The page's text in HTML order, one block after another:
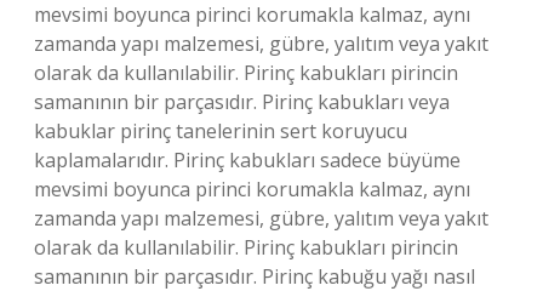
mevsimi boyunca pirinci korumakla kalmaz, aynı
zamanda yapı malzemesi, gübre, yalıtım veya yakıt
olarak da kullanılabilir. Pirinç kabukları pirincin
samanının bir parçasıdır. Pirinç kabukları veya
kabuklar pirinç tanelerinin sert koruyucu
kaplamalarıdır. Pirinç kabukları sadece büyüme
mevsimi boyunca pirinci korumakla kalmaz, aynı
zamanda yapı malzemesi, gübre, yalıtım veya yakıt
olarak da kullanılabilir. Pirinç kabukları pirincin
samanının bir parçasıdır. Pirinç kabuğu yağı nasıl